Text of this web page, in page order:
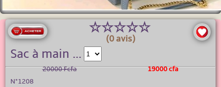
☆☆☆☆☆
(0 avis)
Sac à main ...
20000 Fcfa
19000 cfa
N°1208